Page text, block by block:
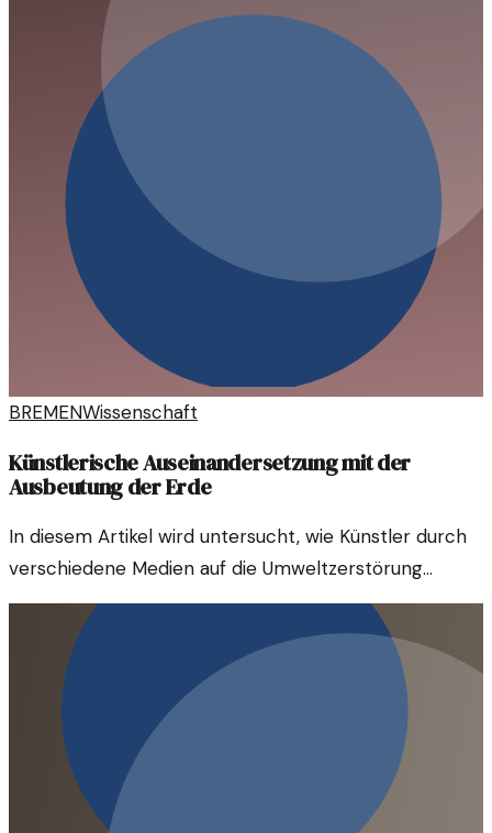
BREMENWissenschaft
Künstlerische Auseinandersetzung mit der
Ausbeutung der Erde
In diesem Artikel wird untersucht, wie Künstler durch
verschiedene Medien auf die Umweltzerstörung
aufmerksam machen. Ihre Werke regen zum
Nachdenken an und fordern gesellschaftliches
Handeln.